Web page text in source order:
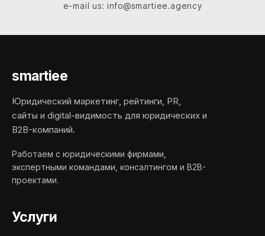
e-mail us: info@smartiee.agency
smartiee
Юридический маркетинг, рейтинги, PR,
сайты и digital-видимость для юридических и
B2B-компаний.
Работаем с юридическими фирмами,
экспертными командами, консалтингом и B2B-
проектами.
Услуги